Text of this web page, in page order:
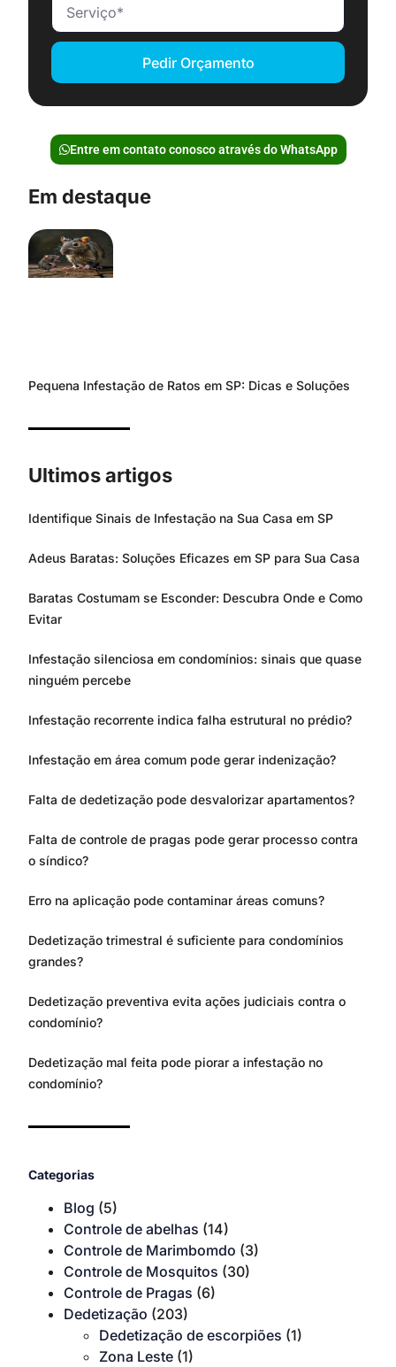
Pedir Orçamento
Entre em contato conosco através do WhatsApp
Em destaque
Pequena Infestação de Ratos em SP: Dicas e Soluções
Ultimos artigos
Identifique Sinais de Infestação na Sua Casa em SP
Adeus Baratas: Soluções Eficazes em SP para Sua Casa
Baratas Costumam se Esconder: Descubra Onde e Como
Evitar
Infestação silenciosa em condomínios: sinais que quase
ninguém percebe
Infestação recorrente indica falha estrutural no prédio?
Infestação em área comum pode gerar indenização?
Falta de dedetização pode desvalorizar apartamentos?
Falta de controle de pragas pode gerar processo contra
o síndico?
Erro na aplicação pode contaminar áreas comuns?
Dedetização trimestral é suficiente para condomínios
grandes?
Dedetização preventiva evita ações judiciais contra o
condomínio?
Dedetização mal feita pode piorar a infestação no
condomínio?
Categorias
Blog (5)
Controle de abelhas (14)
Controle de Marimbomdo (3)
Controle de Mosquitos (30)
Controle de Pragas (6)
Dedetização (203)
Dedetização de escorpiões (1)
Zona Leste (1)